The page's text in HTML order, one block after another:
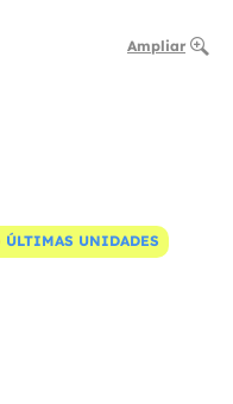
Ampliar
ÚLTIMAS UNIDADES